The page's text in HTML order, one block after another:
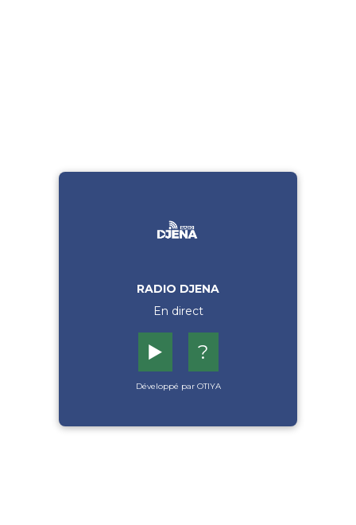
RADIO DJENA
En direct
▶️ ?
Développé par OTIYA